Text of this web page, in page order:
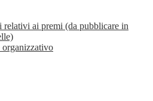
relativi ai premi (da pubblicare in
organizzativo